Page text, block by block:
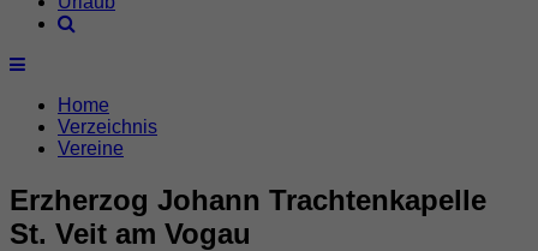
Home
Verzeichnis
Vereine
Erzherzog Johann Trachtenkapelle
St. Veit am Vogau